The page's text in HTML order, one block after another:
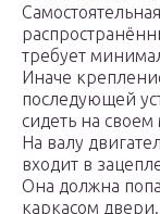
требует
Иначе
последующей
сидеть на своем
На валу
входит в
Она должна
каркасом двери.